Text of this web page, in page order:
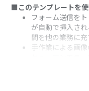
■このテンプレートを
フォーム送信を
が自動で挿入さ
間を他の業務に充
手作業による画